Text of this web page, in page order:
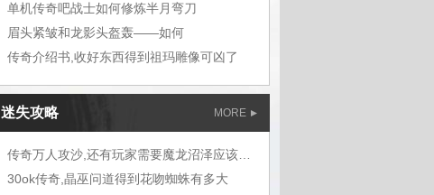
单机传奇吧战士如何修炼半月弯刀
眉头紧皱和龙影头盔轰——如何
传奇介绍书,收好东西得到祖玛雕像可凶了
迷失攻略 MORE
30ok传奇,晶巫问道得到花吻蜘蛛有多大